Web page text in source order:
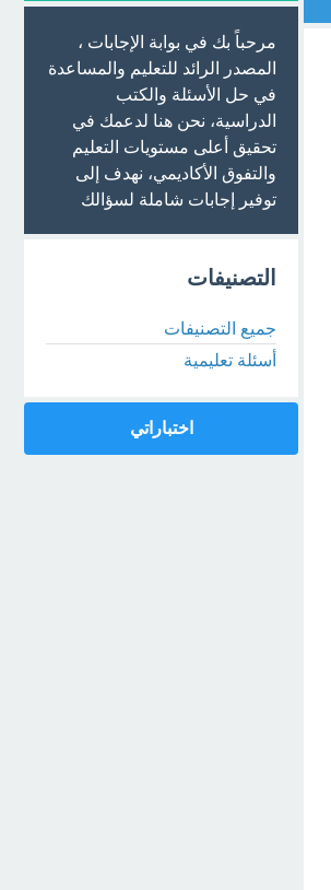
مرحباً بك في بوابة الإجابات ،
المصدر الرائد للتعليم والمساعدة
في حل الأسئلة والكتب
الدراسية، نحن هنا لدعمك في
تحقيق أعلى مستويات التعليم
والتفوق الأكاديمي، نهدف إلى
توفير إجابات شاملة لسؤالك
التصنيفات
جميع التصنيفات
أسئلة تعليمية
اختباراتي